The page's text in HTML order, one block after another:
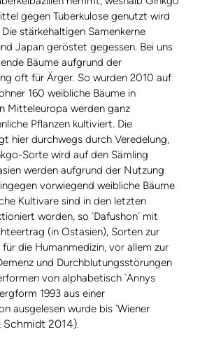
gegen Tuberkulose genutzt wird
Die stärkehaltigen Samenkerne
Japan geröstet gegessen. Bei uns
Bäume aufgrund der
oft für Ärger. So wurden 2010 auf
160 weibliche Bäume in
Mitteleuropa werden ganz
Pflanzen kultiviert. Die
hier durchwegs durch Veredelung,
Sorte wird auf den Sämling
werden aufgrund der Nutzung
vorwiegend weibliche Bäume
Kultivare sind in den letzten
worden, so `Dafushon´ mit
(in Ostasien), Sorten zur
die Humanmedizin, vor allem zur
und Durchblutungsstörungen
von alphabetisch `Annys
1993 aus einer
ausgelesen wurde bis `Wiener
Schmidt 2014).